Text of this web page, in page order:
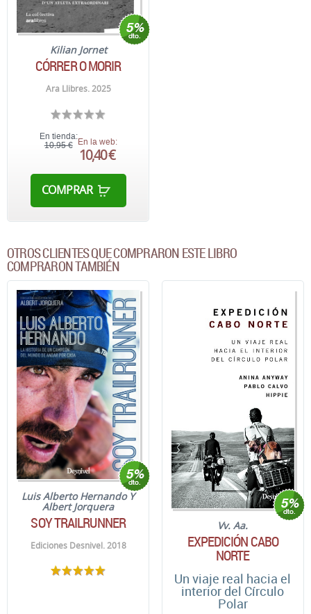
Kilian Jornet
CÓRRER O MORIR
Ara Llibres. 2025
En tienda:
10,95 € En la web:
10,40 €
COMPRAR
OTROS CLIENTES QUE COMPRARON ESTE LIBRO
COMPRARON TAMBIÉN
Luis Alberto Hernando Y
Albert Jorquera
SOY TRAILRUNNER
Ediciones Desnivel. 2018
Vv. Aa.
EXPEDICIÓN CABO
NORTE
Un viaje real hacia el
interior del Círculo
Polar